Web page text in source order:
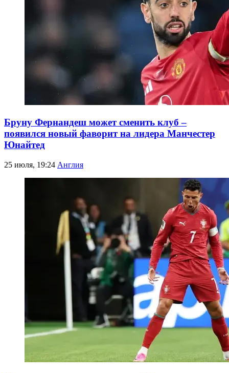
Бруну Фернандеш может сменить клуб –
появился новый фаворит на лидера Манчестер
Юнайтед
25 июля, 19:24 Англия